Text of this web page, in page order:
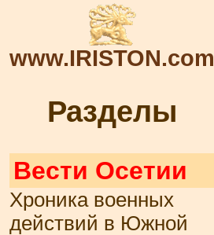
www.IRISTON.com
Разделы
Вести Осетии
Хроника военных
действий в Южной